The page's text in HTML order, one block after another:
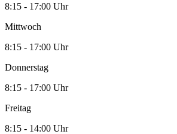
8:15 - 17:00 Uhr
Mittwoch
8:15 - 17:00 Uhr
Donnerstag
8:15 - 17:00 Uhr
Freitag
8:15 - 14:00 Uhr